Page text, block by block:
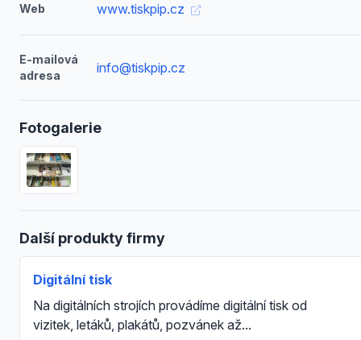
Web www.tiskpip.cz
E-mailová
adresa
info@tiskpip.cz
Fotogalerie
Další produkty firmy
Digitální tisk
Na digitálních strojích provádíme digitální tisk od
vizitek, letáků, plakátů, pozvánek až...